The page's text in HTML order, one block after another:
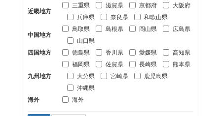
近畿地方
三重県 滋賀県 京都府
大阪府
兵庫県
奈良県 和歌山県
中国地方
鳥取県 島根県 岡山県
広島県
山口県
四国地方
徳島県 香川県 愛媛県 高知県
九州地方
福岡県 佐賀県 長崎県
熊本県
大分県
宮崎県
鹿児島県
沖縄県
海外
海外